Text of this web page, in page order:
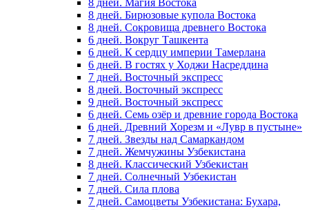
8 дней. Магия Востока
8 дней. Бирюзовые купола Востока
8 дней. Сокровища древнего Востока
6 дней. Вокруг Ташкента
6 дней. К сердцу империи Тамерлана
6 дней. В гостях у Ходжи Насреддина
7 дней. Восточный экспресс
8 дней. Восточный экспресс
9 дней. Восточный экспресс
6 дней. Семь озёр и древние города Востока
6 дней. Древний Хорезм и «Лувр в пустыне»
7 дней. Звезды над Самаркандом
7 дней. Жемчужины Узбекистана
8 дней. Классический Узбекистан
7 дней. Солнечный Узбекистан
7 дней. Сила плова
7 дней. Самоцветы Узбекистана: Бухара,